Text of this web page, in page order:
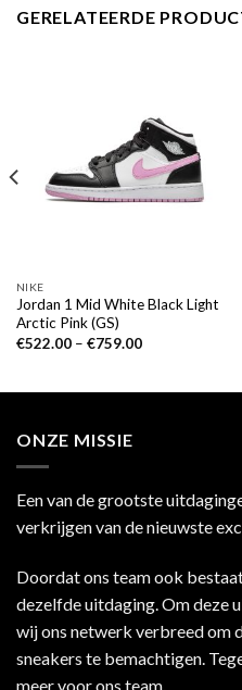
GERELATEERDE
NIKE
Jordan 1 Mid White Black Light
Arctic Pink (GS)
€522.00– €759.00
ONZE MISSIE
Een van de grootste
verkrijgen van de nieuwste
Doordat ons team ook
dezelfde uitdaging. Om deze
wij ons netwerk verbreed om
sneakers te bemachtigen.
meer voor ons team.